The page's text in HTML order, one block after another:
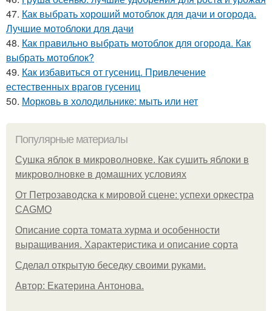
47. Как выбрать хороший мотоблок для дачи и огорода.
Лучшие мотоблоки для дачи
48. Как правильно выбрать мотоблок для огорода. Как
выбрать мотоблок?
49. Как избавиться от гусениц. Привлечение
естественных врагов гусениц
50. Морковь в холодильнике: мыть или нет
Популярные материалы
Сушка яблок в микроволновке. Как сушить яблоки в
микроволновке в домашних условиях
От Петрозаводска к мировой сцене: успехи оркестра
CAGMO
Описание сорта томата хурма и особенности
выращивания. Характеристика и описание сорта
Сделал открытую беседку своими руками.
Автор: Екатерина Антонова.